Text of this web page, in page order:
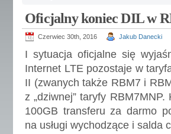
Oficjalny koniec DIL w
Czerwiec 30th, 2016 Jakub Danecki
I sytuacja oficjalne się
Internet LTE pozostaje w
II (zwanych także RBM7 i
z „dziwnej” taryfy
100GB transferu za darmo
na usługi wychodzące i salda